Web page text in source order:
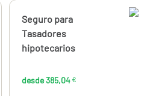
Calcúlalo ahora
Seguro para
Tasadores
hipotecarios
desde 385,04 €